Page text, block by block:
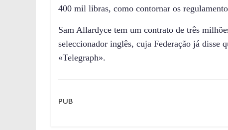
400 mil libras, como contornar os
Sam Allardyce tem um contrato de três
seleccionador inglês, cuja Federação já disse
«Telegraph».
PUB